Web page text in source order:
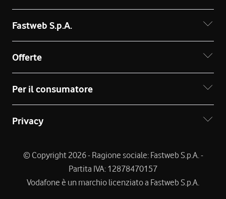
Fastweb S.p.A.
Offerte
Per il consumatore
Privacy
© Copyright 2026 - Ragione sociale: Fastweb S.p.A. -
Partita IVA: 12878470157
Vodafone è un marchio licenziato a Fastweb S.p.A.